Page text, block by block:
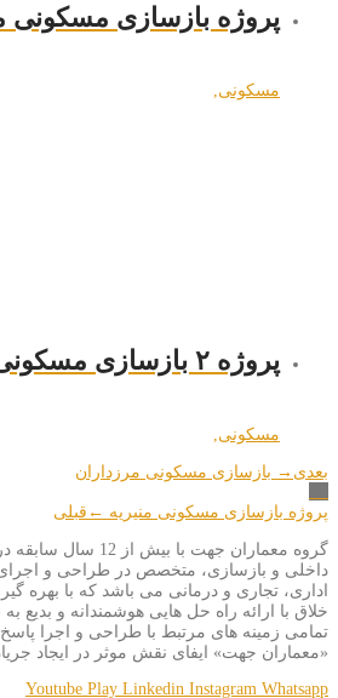
پروژه بازسازی مسکونی
مسکونی,
پروژه ۲ بازسازی مسکونی مرزداران
مسکونی
بعدی → بازسازی مسکونی مرزداران
پروژه بازسازی مسکونی منیریه ← قبلی
گروه معماران جهت با
داخلی و بازسازی، متخصص در طراحی و
اداری، تجاری و درمانی می باشد که با بهره
خلاق با ارائه راه حل هایی هوشمندانه و بدیع به
تمامی زمینه های مرتبط با طراحی و اجرا
«معماران جهت» ایفای نقش موثر در ایجاد
Youtube Play Linkedin Instagram Whatsapp